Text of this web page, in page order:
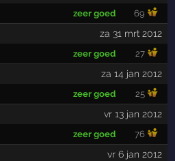
zeer goed 69
za 31 mrt 2012
zeer goed 27
za 14 jan 2012
zeer goed 25
vr 13 jan 2012
zeer goed 76
vr 6 jan 2012